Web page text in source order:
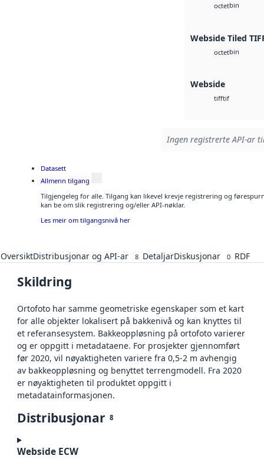
octetbin
Webside Tiled
octetbin
Webside
tifftif
Ingen registrerte API-ar
Datasett
Allmenn tilgang
Tilgjengeleg for alle. Tilgang kan likevel krevje registrering og
kan be om slik registrering og/eller API-nøklar.
Les meir om tilgangsnivå her
OversiktDistribusjonar og API-ar 8 DetaljarDiskusjonar 0 RDF
Skildring
Ortofoto har samme geometriske egenskaper som et kart
for alle objekter lokalisert på bakkenivå og kan knyttes til
et referansesystem. Bakkeoppløsning på ortofoto varierer
og er oppgitt i metadataene. For prosjekter gjennomført
før 2020, vil nøyaktigheten variere fra 0,5-2 m avhengig
av bakkeoppløsning og benyttet terrengmodell. Fra 2020
er nøyaktigheten til produktet oppgitt i
metadatainformasjonen.
Distribusjonar 8
Webside ECW